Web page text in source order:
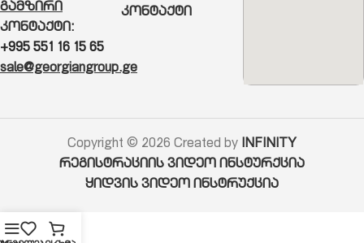
გამზირი
კონტაქტი:
+995 551 16 15 65
sale@georgiangroup.ge
კონტაქტი
Copyright © 2026 Created by INFINITY
რეგისტრაციის ვიდეო ინსტურქცია
ყიდვის ვიდეო ინსტრუქცია